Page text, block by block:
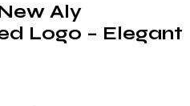
Aly
Logo – Elegant